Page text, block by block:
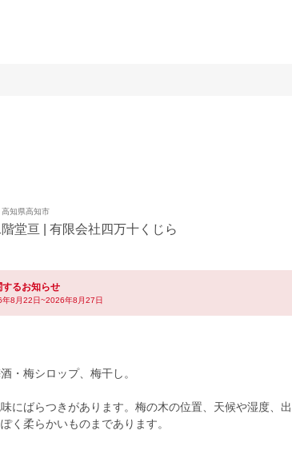
高知県高知市
階堂亘 | 有限会社四万十くじら
るお知らせ
8月22日~2026年8月27日
・梅シロップ、梅干し。
にばらつきがあります。梅の木の位置、天候や湿度、
く柔らかいものまであります。